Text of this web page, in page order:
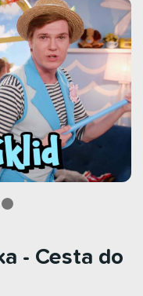
- Cesta do